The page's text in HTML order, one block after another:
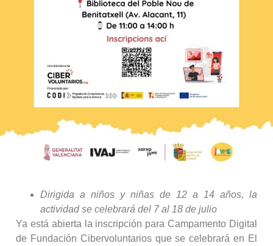
Dirigida a niños y niñas de 12 a 14 años, la
actividad se celebrará del 7 al 18 de julio
Ya está abierta la inscripción para Campamento Digital
de Fundación Cibervoluntarios que se celebrará en El